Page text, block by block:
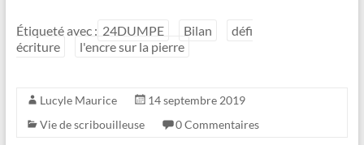
Étiqueté avec : 24DUMPE Bilan
défi
écriture
l'encre sur la pierre
Lucyle Maurice
14 septembre 2019
Vie de scribouilleuse
0 Commentaires